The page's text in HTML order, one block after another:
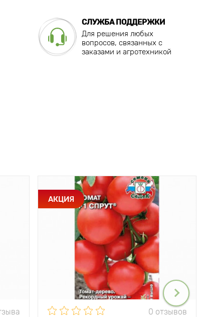
СЛУЖБА ПОДДЕРЖКИ
Для решения любых
вопросов, связанных с
заказами и агротехникой
АКЦИЯ
0 отзывов